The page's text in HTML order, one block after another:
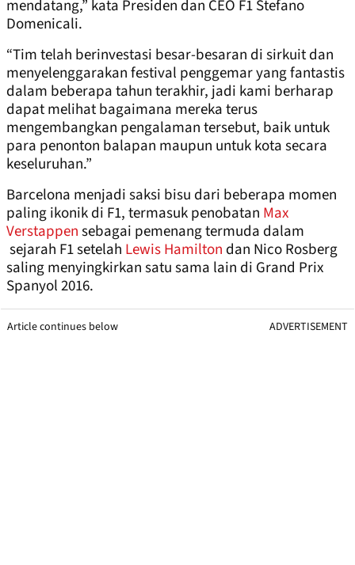
mendatang,” kata Presiden dan CEO F1 Stefano
Domenicali.
“Tim telah berinvestasi besar-besaran di sirkuit dan
menyelenggarakan festival penggemar yang fantastis
dalam beberapa tahun terakhir, jadi kami berharap
dapat melihat bagaimana mereka terus
mengembangkan pengalaman tersebut, baik untuk
para penonton balapan maupun untuk kota secara
keseluruhan.”
Barcelona menjadi saksi bisu dari beberapa momen
paling ikonik di F1, termasuk penobatan Max
Verstappensebagai pemenang termuda dalam
sejarah F1 setelah Lewis Hamilton dan Nico Rosberg
saling menyingkirkan satu sama lain di Grand Prix
Spanyol 2016.
Article continues below ADVERTISEMENT